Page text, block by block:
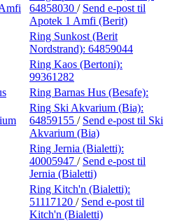
64858030 / Send e-post til
Apotek 1 Amfi (Berit)
Ring Sunkost (Berit
Nordstrand): 64859044
Ring Kaos (Bertoni):
99361282
Ring Barnas Hus (Besafe):
Ring Ski Akvarium (Bia):
64859155 / Send e-post til Ski
Akvarium (Bia)
Ring Jernia (Bialetti):
40005947 / Send e-post til
Jernia (Bialetti)
Ring Kitch'n (Bialetti):
51117120 / Send e-post til
Kitch'n (Bialetti)